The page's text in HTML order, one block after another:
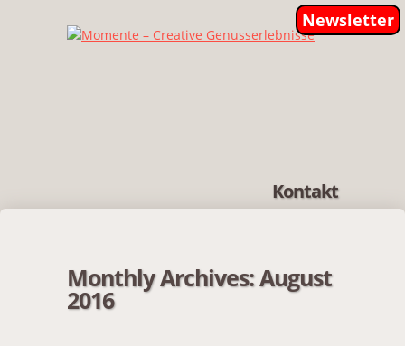
Newsletter
Kontakt
Monthly Archives:August
2016